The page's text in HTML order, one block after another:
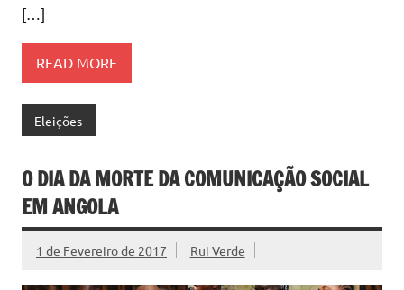
[…]
READ MORE
Eleições
O DIA DA MORTE DA COMUNICAÇÃO SOCIAL
EM ANGOLA
1 de Fevereiro de 2017 Rui Verde